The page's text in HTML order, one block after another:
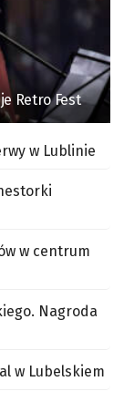
Retro Fest
w Lublinie
w centrum
Nagroda
w Lubelskiem